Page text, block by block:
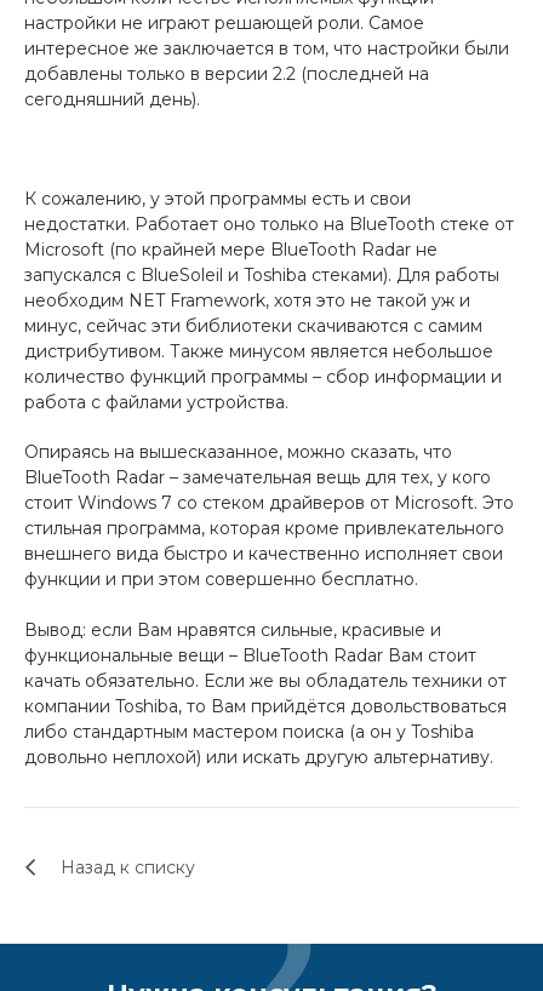
настройки не играют решающей роли. Самое
интересное же заключается в том, что настройки были
добавлены только в версии 2.2 (последней на
сегодняшний день).
К сожалению, у этой программы есть и свои
недостатки. Работает оно только на BlueTooth стеке от
Microsoft (по крайней мере BlueTooth Radar не
запускался с BlueSoleil и Toshiba стеками). Для работы
необходим NET Framework, хотя это не такой уж и
минус, сейчас эти библиотеки скачиваются с самим
дистрибутивом. Также минусом является небольшое
количество функций программы – сбор информации и
работа с файлами устройства.
Опираясь на вышесказанное, можно сказать, что
BlueTooth Radar – замечательная вещь для тех, у кого
стоит Windows 7 со стеком драйверов от Microsoft. Это
стильная программа, которая кроме привлекательного
внешнего вида быстро и качественно исполняет свои
функции и при этом совершенно бесплатно.
Вывод: если Вам нравятся сильные, красивые и
функциональные вещи – BlueTooth Radar Вам стоит
качать обязательно. Если же вы обладатель техники от
компании Toshiba, то Вам прийдётся довольствоваться
либо стандартным мастером поиска (а он у Toshiba
довольно неплохой) или искать другую альтернативу.
Назад к списку